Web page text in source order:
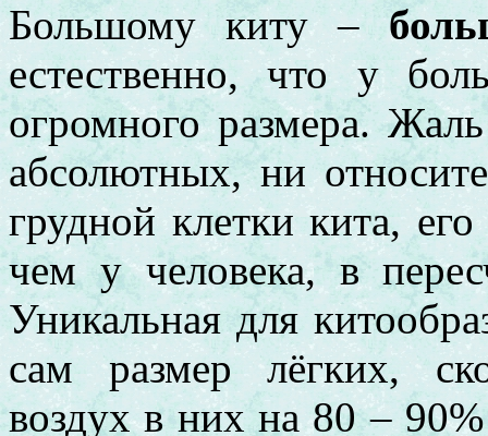
Большому киту –
естественно, что у
огромного размера.
абсолютных, ни
грудной клетки кита,
чем у человека, в
Уникальная для
сам размер лёгких,
воздух в них на 80 –